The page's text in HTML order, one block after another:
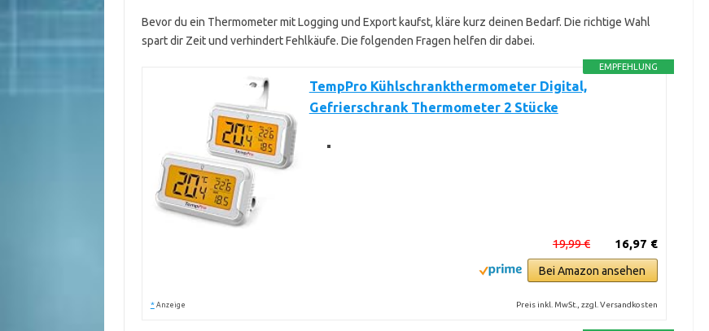
Bevor du ein Thermometer mit Logging und Export kaufst, kläre kurz deinen Bedarf. Die richtige Wahl
spart dir Zeit und verhindert Fehlkäufe. Die folgenden Fragen helfen dir dabei.
EMPFEHLUNG
TempPro Kühlschrankthermometer Digital,
Gefrierschrank Thermometer 2 Stücke
16,97 €
19,99 €
Bei Amazon ansehen
* Anzeige Preis inkl. MwSt., zzgl. Versandkosten